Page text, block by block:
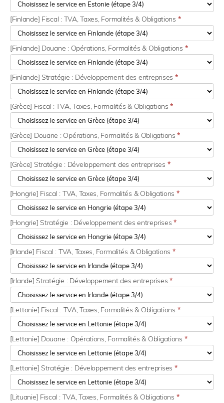
[Finlande] Fiscal : TVA, Taxes, Formalités & Obligations *
[Finlande] Douane : Opérations, Formalités & Obligations *
[Finlande] Stratégie : Développement des entreprises *
[Grèce] Fiscal : TVA, Taxes, Formalités & Obligations*
[Grèce] Douane : Opérations, Formalités & Obligations*
[Grèce] Stratégie : Développement des entreprises *
[Hongrie] Fiscal : TVA, Taxes, Formalités & Obligations *
[Hongrie] Stratégie : Développement des entreprises *
[Irlande] Fiscal : TVA, Taxes, Formalités & Obligations *
[Irlande] Stratégie : Développement des entreprises *
[Lettonie] Fiscal : TVA, Taxes, Formalités & Obligations *
[Lettonie] Douane : Opérations, Formalités & Obligations *
[Lettonie] Stratégie : Développement des entreprises *
[Lituanie] Fiscal : TVA, Taxes, Formalités & Obligations *